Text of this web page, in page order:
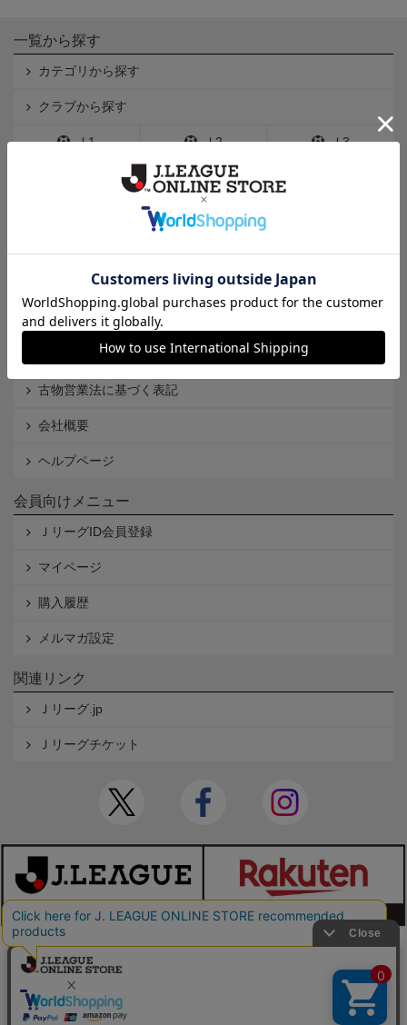
一覧から探す
カテゴリから探す
クラブから探す
Ｊ1 Ｊ2 Ｊ3
インフォメーション
Ｊリーグオンラインストアとは
個人情報保護方針
Cookieポリシー
特定商取引法に基づく表記
古物営業法に基づく表記
会社概要
ヘルプページ
会員向けメニュー
ＪリーグID会員登録
マイページ
購入履歴
メルマガ設定
関連リンク
Ｊリーグ.jp
Ｊリーグチケット
本サイトで使用している文章・画像等の無断での複製・転載を禁止します。
© JAPAN PROFESSIONAL FOOTBALL LEAGUE Rakuten Group, Inc. ALL RIGHTS RE